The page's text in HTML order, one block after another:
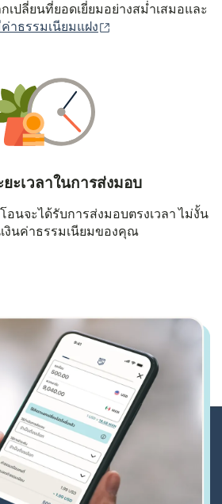
เปลี่ยนที่ยอดเยี่ยมอย่างสม่ำเสมอและ
าธรรมเนียมแฝง
ยะเวลาในการส่งมอบ
อนจะได้รับการส่งมอบตรงเวลา ไม่งั้น
เงินค่าธรรมเนียมของคุณ